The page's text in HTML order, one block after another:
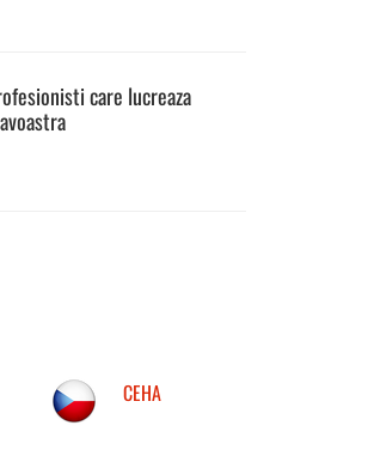
care lucreaza
CEHA